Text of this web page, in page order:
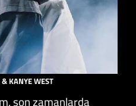
KANYE WEST
son zamanlarda